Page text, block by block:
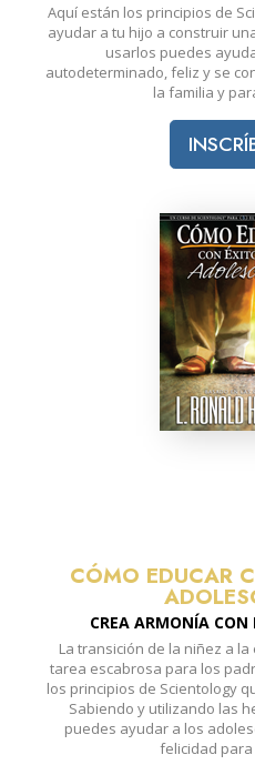
Aquí están los principios de
ayudar a tu hijo a construir
usarlos puedes
autodeterminado, feliz y se
la familia y
CÓMO EDUCAR
CREA ARMONÍA CON
La transición de la niñez a
tarea escabrosa para los
los principios de Scientology
Sabiendo y utilizando las
puedes ayudar a los
felicidad